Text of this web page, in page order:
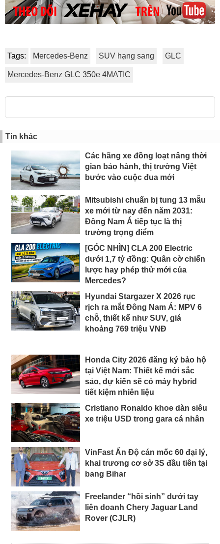
Tags: Mercedes-Benz SUV hạng sang GLC
Mercedes-Benz GLC 350e 4MATIC
Tin khác
Các hãng xe đồng loạt nâng thời
gian bảo hành, thị trường Việt
bước vào cuộc đua mới
Mitsubishi chuẩn bị tung 13 mẫu
xe mới từ nay đến năm 2031:
Đông Nam Á tiếp tục là thị
trường trọng điểm
[GÓC NHÌN] CLA 200 Electric
dưới 1,7 tỷ đồng: Quân cờ chiến
lược hay phép thử mới của
Mercedes?
Hyundai Stargazer X 2026 rục
rịch ra mắt Đông Nam Á: MPV 6
chỗ, thiết kế như SUV, giá
khoảng 769 triệu VNĐ
Honda City 2026 đăng ký bảo hộ
tại Việt Nam: Thiết kế mới sắc
sảo, dự kiến sẽ có máy hybrid
tiết kiệm nhiên liệu
Cristiano Ronaldo khoe dàn siêu
xe triệu USD trong gara cá nhân
VinFast Ấn Độ cán mốc 60 đại lý,
khai trương cơ sở 3S đầu tiên tại
bang Bihar
Freelander “hồi sinh” dưới tay
liên doanh Chery Jaguar Land
Rover (CJLR)